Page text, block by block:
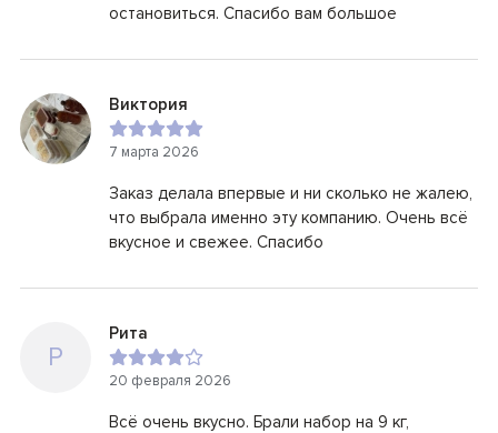
остановиться. Спасибо вам большое
Виктория
7 марта 2026
Заказ делала впервые и ни сколько не жалею,
что выбрала именно эту компанию. Очень всё
вкусное и свежее. Спасибо
Р
Рита
20 февраля 2026
Всё очень вкусно. Брали набор на 9 кг,